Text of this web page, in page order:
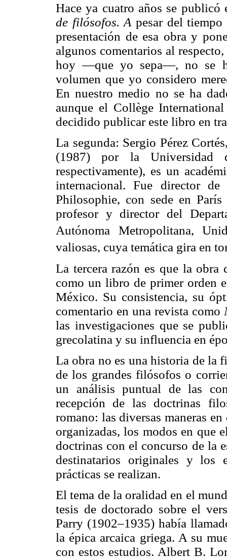
Hace ya cuatro años se
de filósofos. A pesar del
presentación de esa obra y
algunos comentarios al
hoy —que yo sepa—, no se
volumen que yo considero
En nuestro medio no se ha
aunque el Collège
decidido publicar este libro en
La segunda: Sergio Pérez
(1987) por la Universidad
respectivamente), es un
internacional. Fue director
Philosophie, con sede en
profesor y director del
Autónoma Metropolitana,
valiosas, cuya temática gira en
La tercera razón es que la obra
como un libro de primer orden
México. Su consistencia, su
comentario en una revista como
las investigaciones que se
grecolatina y su influencia en
La obra no es una historia de la
de los grandes filósofos o
un análisis puntual de las
recepción de las doctrinas
romano: las diversas maneras
organizadas, los modos en que
doctrinas con el concurso de la
destinatarios originales y los
prácticas se realizan.
El tema de la oralidad en el
tesis de doctorado sobre el
Parry (1902–1935) había
la épica arcaica griega. A su
con estos estudios. Albert B.